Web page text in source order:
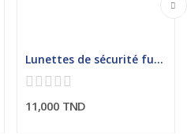
Lunettes de sécurité fumées - Classe optique 1-...
11,000 TND